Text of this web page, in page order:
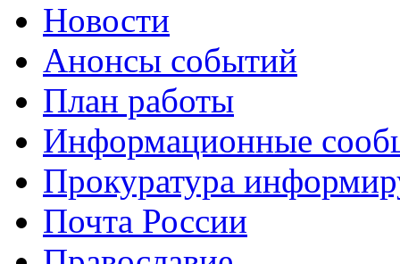
Новости
Анонсы событий
План работы
Информационные
Прокуратура
Почта России